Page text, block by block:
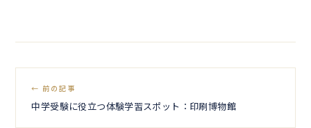
← 前の記事
中学受験に役立つ体験学習スポット：印刷博物館